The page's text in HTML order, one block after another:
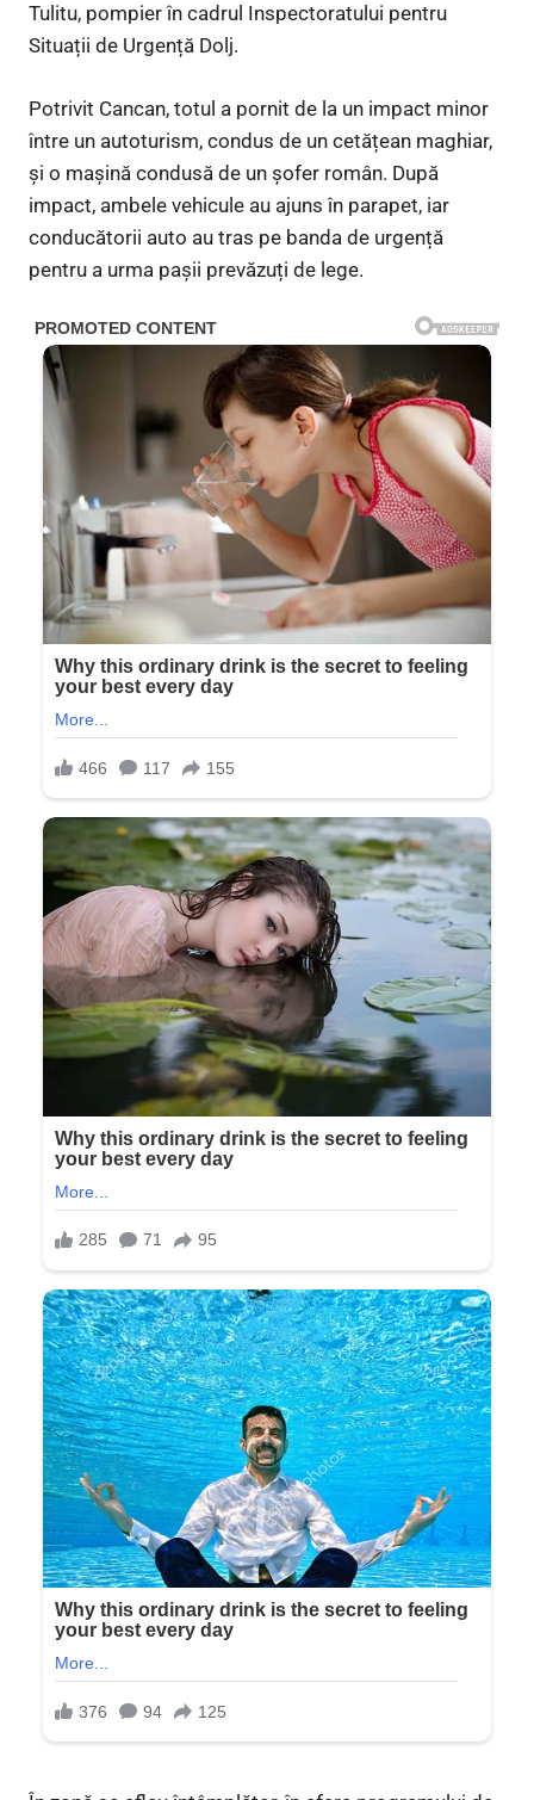
Tulitu, pompier în cadrul Inspectoratului pentru
Situații de Urgență Dolj.
Potrivit Cancan, totul a pornit de la un impact minor
între un autoturism, condus de un cetățean maghiar,
și o mașină condusă de un șofer român. După
impact, ambele vehicule au ajuns în parapet, iar
conducătorii auto au tras pe banda de urgență
pentru a urma pașii prevăzuți de lege.